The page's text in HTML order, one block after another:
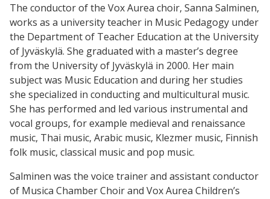
The conductor of the Vox Aurea choir, Sanna Salminen,
works as a university teacher in Music Pedagogy under
the Department of Teacher Education at the University
of Jyväskylä. She graduated with a master’s degree
from the University of Jyväskylä in 2000. Her main
subject was Music Education and during her studies
she specialized in conducting and multicultural music.
She has performed and led various instrumental and
vocal groups, for example medieval and renaissance
music, Thai music, Arabic music, Klezmer music, Finnish
folk music, classical music and pop music.
Salminen was the voice trainer and assistant conductor
of Musica Chamber Choir and Vox Aurea Children’s